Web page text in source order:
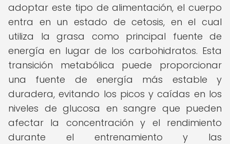
adoptar este tipo de alimentación, el cuerpo
entra en un estado de cetosis, en el cual
utiliza la grasa como principal fuente de
energía en lugar de los carbohidratos. Esta
transición metabólica puede proporcionar
una fuente de energía más estable y
duradera, evitando los picos y caídas en los
niveles de glucosa en sangre que pueden
afectar la concentración y el rendimiento
durante el entrenamiento y las